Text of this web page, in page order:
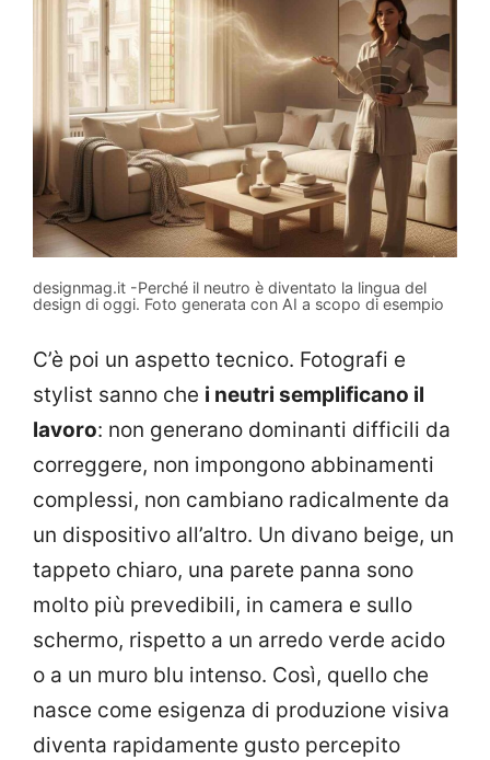
designmag.it -Perché il neutro è diventato la lingua del
design di oggi. Foto generata con AI a scopo di esempio
C’è poi un aspetto tecnico. Fotografi e
stylist sanno che i neutri semplificano il
lavoro: non generano dominanti difficili da
correggere, non impongono abbinamenti
complessi, non cambiano radicalmente da
un dispositivo all’altro. Un divano beige, un
tappeto chiaro, una parete panna sono
molto più prevedibili, in camera e sullo
schermo, rispetto a un arredo verde acido
o a un muro blu intenso. Così, quello che
nasce come esigenza di produzione visiva
diventa rapidamente gusto percepito